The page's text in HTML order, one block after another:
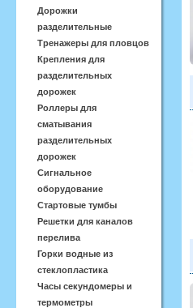
Дорожки
разделительные
Тренажеры для пловцов
Крепления для
разделительных
дорожек
Роллеры для
сматывания
разделительных
дорожек
Сигнальное
оборудование
Стартовые тумбы
Решетки для каналов
перелива
Горки водные из
стеклопластика
Часы секундомеры и
термометры